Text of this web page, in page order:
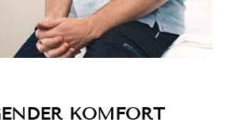
KOMFORT